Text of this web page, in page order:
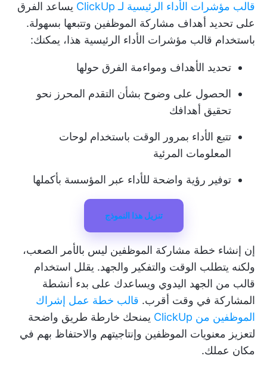
قالب مؤشرات الأداء الرئيسية لـ ClickUp
يساعد الفرق
على تحديد أهداف مشاركة الموظفين وتتبعها بسهولة.
باستخدام قالب مؤشرات الأداء الرئيسية هذا، يمكنك:
تحديد الأهداف ومواءمة الفرق حولها
الحصول على وضوح بشأن التقدم المحرز نحو
تحقيق أهدافك
تتبع الأداء بمرور الوقت باستخدام لوحات
المعلومات المرئية
توفير رؤية واضحة للأداء عبر المؤسسة بأكملها
تنزيل هذا النموذج
إن إنشاء خطة مشاركة الموظفين ليس بالأمر الصعب،
ولكنه يتطلب الوقت والتفكير والجهد. يقلل استخدام
قالب من الجهد اليدوي ويساعدك على بدء أنشطة
المشاركة في وقت أقرب. قالب خطة عمل إشراك
الموظفين من ClickUp
يمنحك خارطة طريق واضحة
لتعزيز معنويات الموظفين وإنتاجيتهم والاحتفاظ بهم في
مكان عملك.